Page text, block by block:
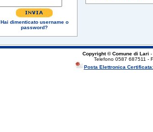
Hai dimenticato username o
password?
Copyright © Comune di Lari -
Telefono 0587 687511 -
Posta Elettronica Certificata: